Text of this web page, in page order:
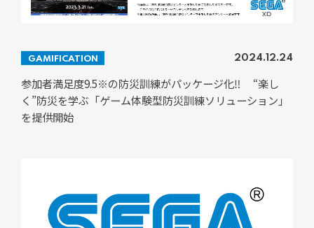
GAMIFICATION 2024.12.24
参加者満足度9.5※の防災訓練がパッケージ化‼ “楽し
く”防災を学ぶ「ゲーム体験型防災訓練ソリューション」
を提供開始